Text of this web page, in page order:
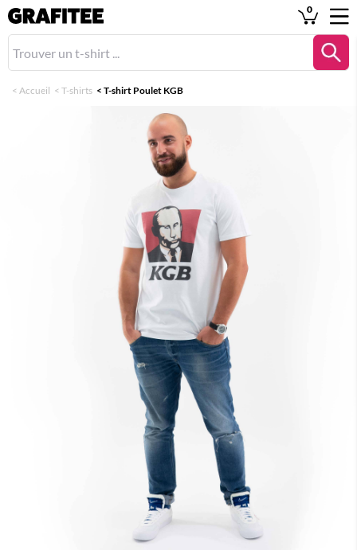
0
< Accueil < T-shirts < T-shirt Poulet KGB